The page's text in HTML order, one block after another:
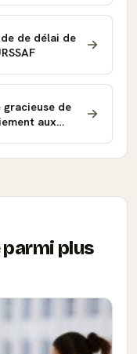
de délai de
de
aux
plus